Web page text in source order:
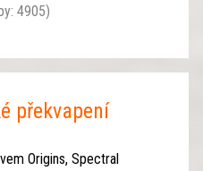
4905)
překvapení
Origins, Spectral